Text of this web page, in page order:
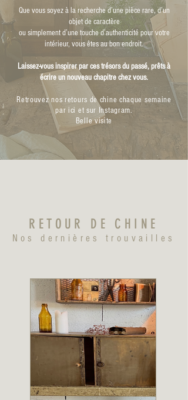
Que vous soyez à la recherche d’une pièce rare, d’un
objet de caractère
ou simplement d’une touche d’authenticité pour votre
intérieur, vous êtes au bon endroit.
Laissez-vous inspirer par ces trésors du passé, prêts à
écrire un nouveau chapitre chez vous.
Retrouvez nos retours de chine chaque semaine
par ici et sur Instagram.​
Belle visite
RETOUR DE CHINE
Nos dernières trouvailles